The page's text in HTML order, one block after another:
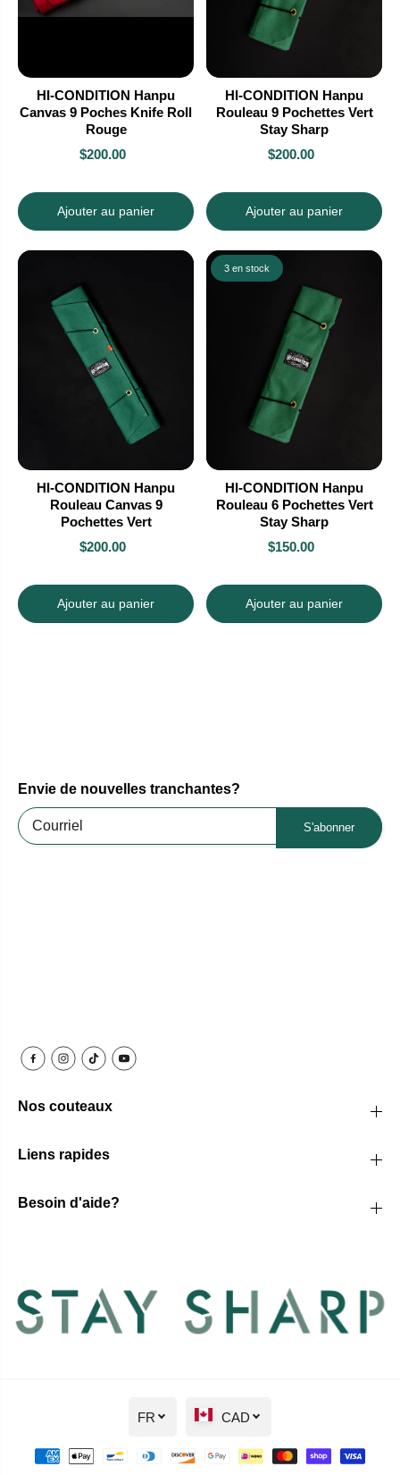
HI-CONDITION Hanpu
Canvas 9 Poches Knife Roll
Rouge
$200.00
Ajouter au panier
HI-CONDITION Hanpu
Rouleau 9 Pochettes Vert
Stay Sharp
$200.00
Ajouter au panier
HI-CONDITION Hanpu
Rouleau Canvas 9
Pochettes Vert
$200.00
Ajouter au panier
3 en stock
HI-CONDITION Hanpu
Rouleau 6 Pochettes Vert
Stay Sharp
$150.00
Ajouter au panier
Envie de nouvelles tranchantes?
S'abonner
Nos couteaux
Liens rapides
Besoin d'aide?
FR CAD